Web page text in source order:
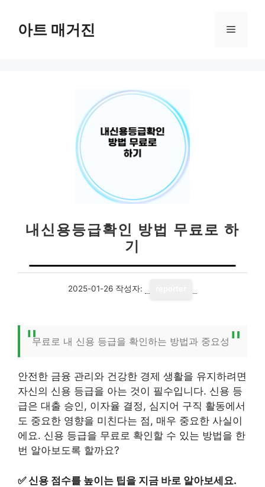
아트 매거진 메
내신용등급확인 방법 무료로 하
기
2025-01-26 작성자:
무료로 내 신용 등급을 확인하는 방법과 중요성
안전한 금융 관리와 건강한 경제 생활을 유지하려면
자신의 신용 등급을 아는 것이 필수입니다. 신용 등
급은 대출 승인, 이자율 결정, 심지어 구직 활동에서
도 중요한 영향을 미친다는 점, 매우 중요한 사실이
에요. 신용 등급을 무료로 확인할 수 있는 방법을 한
번 알아보도록 할까요?
✅신용 점수를 높이는 팁을 지금 바로 알아보세요.